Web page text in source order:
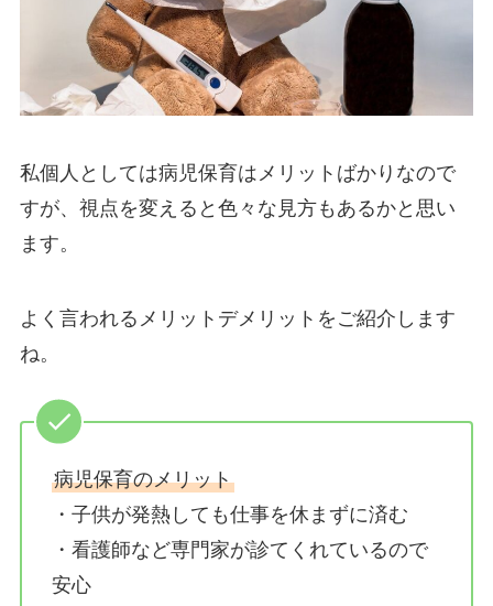
私個人としては病児保育はメリットばかりなので
すが、視点を変えると色々な見方もあるかと思い
ます。
よく言われるメリットデメリットをご紹介します
ね。
病児保育のメリット
・子供が発熱しても仕事を休まずに済む
・看護師など専門家が診てくれているので
安心